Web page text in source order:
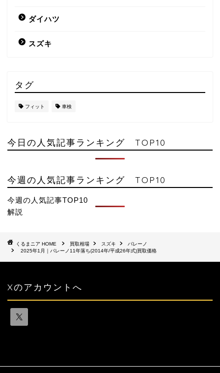
ダイハツ
スズキ
タグ
フィット 車検
今日の人気記事ランキング TOP10
今週の人気記事ランキング TOP10
今週の人気記事TOP10
解説
HOME 買取相場 スズキ
バレーノ
2025年1月｜バレーノ11年落ち(2014年/平成26年式)買取価格
Xのアカウントへ